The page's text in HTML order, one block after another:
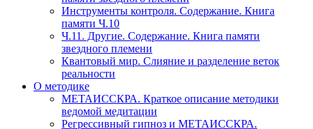
Инструменты контроля. Содержание. Книга
памяти Ч.10
Ч.11. Другие. Содержание. Книга памяти
звездного племени
Квантовый мир. Слияние и разделение веток
реальности
О методике
МЕТАИССКРА. Краткое описание методики
ведомой медитации
Регрессивный гипноз и МЕТАИССКРА.